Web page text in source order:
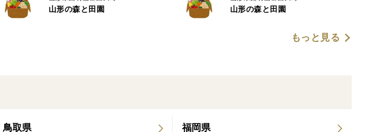
鳥取県 福岡県
山形の森と田園 山形の森と田園
もっと見る